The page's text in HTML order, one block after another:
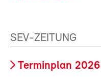
SEV-ZEITUNG
Terminplan